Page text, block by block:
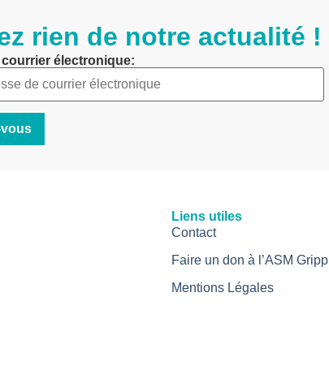
rien de notre actualité !
électronique:
Liens utiles
Contact
Faire un don à l’ASM Gripp
Mentions Légales